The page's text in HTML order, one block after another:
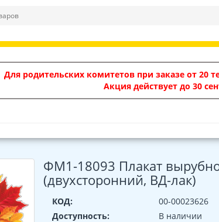
Для родительских комитетов при заказе от 20
Акция действует до 30
ФМ1-18093 Плакат
(двухсторонний, ВД-лак)
КОД:
00-00023626
Доступность:
В наличии